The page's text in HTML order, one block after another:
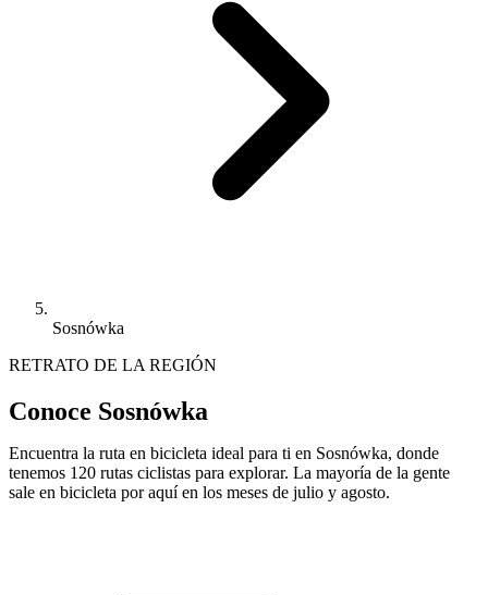
Sosnówka
RETRATO DE LA REGIÓN
Conoce Sosnówka
Encuentra la ruta en bicicleta ideal para ti en Sosnówka, donde
tenemos 120 rutas ciclistas para explorar. La mayoría de la gente
sale en bicicleta por aquí en los meses de julio y agosto.